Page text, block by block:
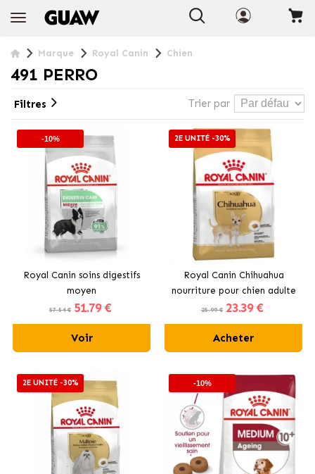
Marque Royal Canin Chien
491 PERRO
Trier par
Filtres
-10%
Royal Canin soins digestifs
moyen
57.54 € 51.79 €
Voir
2E UNITÉ -30%
Royal Canin Chihuahua
nourriture pour chien adulte
25.99 € 23.39 €
Acheter
2E UNITÉ -30% -10%